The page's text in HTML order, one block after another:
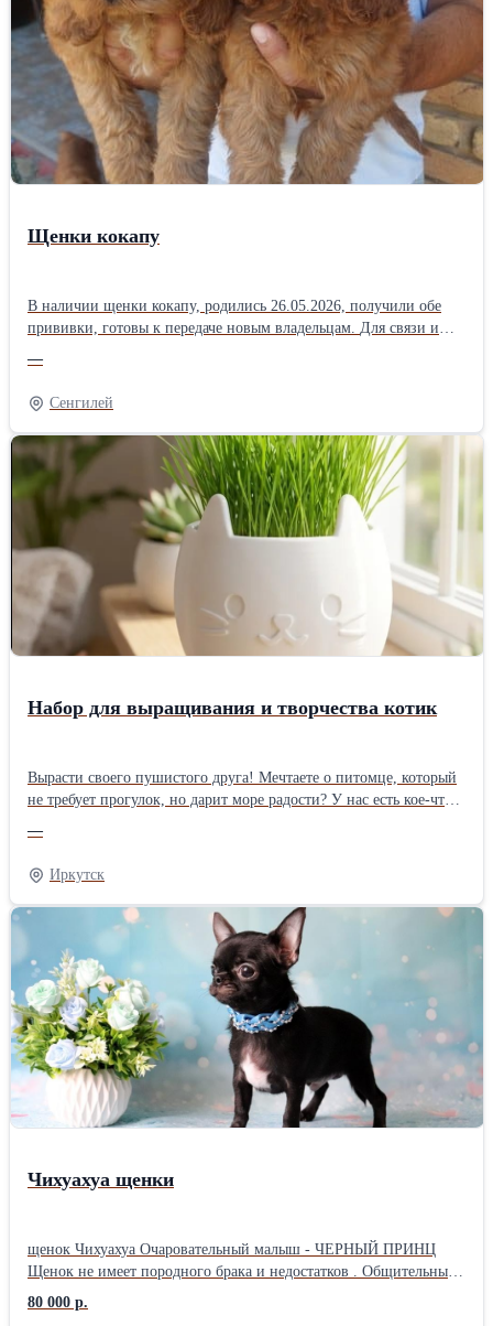
дружелюбным отношением к детям, взрослым и другим
животным. Они не лают. Подходят для содержания в качестве
домашнего питомца, для выставок, спорта или разведения.
Наши щенки предназначены только для тех, кто хочет для себя
самого лучшего. Возможна доставка по всей Европе.
Контактный телефон +38163626334, Вайбер, Вотсап
+38163626334 Гордана Ачимович Крушевац, Сербия Бордер-
колли - Щенки бордер-колли +38163626334
Щенки кокапу
В наличии щенки кокапу, родились 26.05.2026, получили обе
прививки, готовы к передаче новым владельцам. Для связи и
телефону: Телефон: +381605531919 Деян Мы находимся в
Савино Село, Врбас, Сербия
—
Сенгилей
Набор для выращивания и творчества котик
Вырасти своего пушистого друга! Мечтаете о питомце, который
не требует прогулок, но дарит море радости? У нас есть кое-что
не просто хобби, это маленькое чудо на вашем подоконнике.
Внутри вы найдете всё необходимое, чтобы вырастить «зеленую
шерстку» у вашего нового друга. Творчество без границ: В
наборе есть всё для декора! Раскрасьте котика яркими красками,
добавьте детали и создайте уникальный элемент интерьера,
который будет радовать глаз каждый день. Это идеальный
подарок для: Творческих натур; Детей, которые любят
эксперименты; Всех, кто хочет добавить уюта в свой дом.
Попробуйте себя в роли садовода и художника одновременно!
Заказывайте своего котика
—
Иркутск
Чихуахуа щенки
щенок Чихуахуа Очаровательный малыш - ЧЕРНЫЙ ПРИНЦ
Щенок не имеет породного брака и недостатков . Общительный
игривый . Очень Короткая мордочка ( смотрите фото ) Ушки
стоят , голова яблочком . Компактный корпус !!! У щенка
80 000 р.